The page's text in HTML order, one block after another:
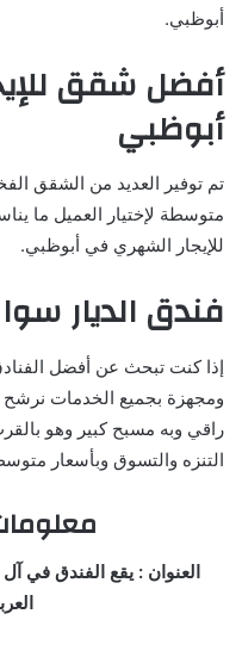
أبوظبي.
أفضل شقق
أبوظبي
تم توفير العديد من الشقق
للإيجار الشهري في أبوظبي.
فندق الديار
إذا كنت تبحث عن أفضل
ومجهزة بجميع الخدمات نرشح
راقي وبه مسبح كبير وهو
التنزه والتسوق وبأسعار